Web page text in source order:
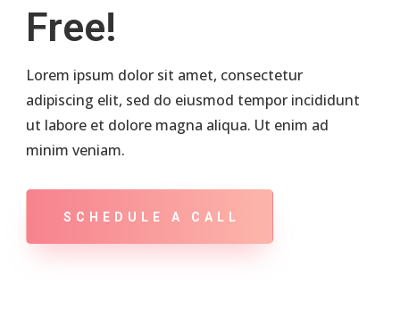
Free!
Lorem ipsum dolor sit amet, consectetur
adipiscing elit, sed do eiusmod tempor incididunt
ut labore et dolore magna aliqua. Ut enim ad
minim veniam.
SCHEDULE A CALL